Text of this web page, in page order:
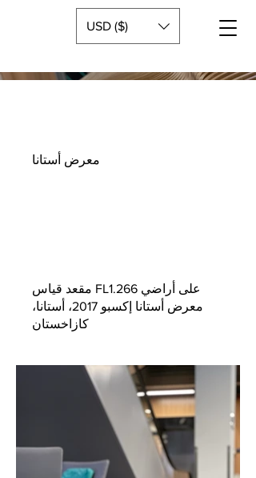
USD ($)
معرض أستانا
مقعد قياس FL1.266 على أراضي
معرض أستانا إكسبو 2017، أستانا،
كازاخستان